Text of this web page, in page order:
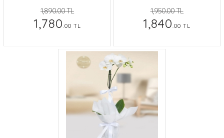
1,890.00 TL
1,780.00 TL
1,950.00 TL
1,840.00 TL